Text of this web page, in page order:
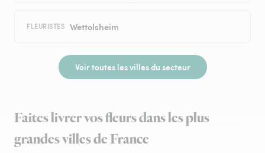
FLEURISTES Wettolsheim
Voir toutes les villes du secteur
Faites livrer vos fleurs dans les plus
grandes villes de France